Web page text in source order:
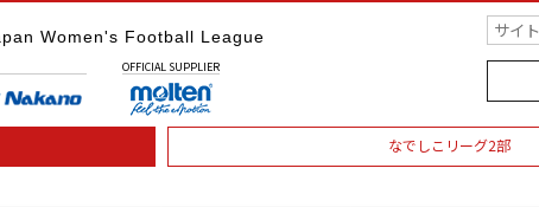
Women's Football League
OFFICIAL SUPPLIER
なでしこリーグ2部